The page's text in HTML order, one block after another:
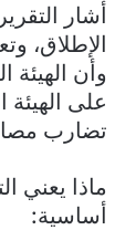
أشار
الإطلاق،
وأن الهيئة
على الهيئة
تضارب
ماذا يعني
أساسية: